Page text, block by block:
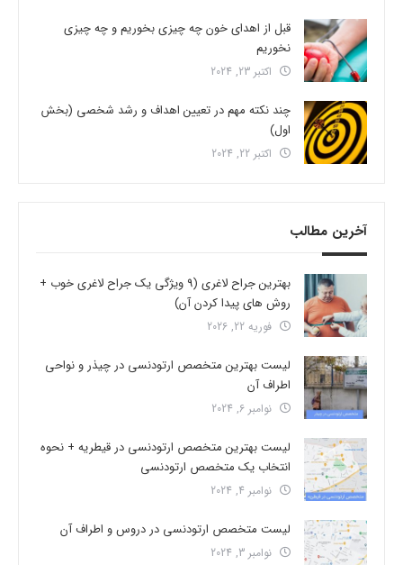
قبل از اهدای خون چه چیزی بخوریم و چه چیزی
نخوریم
اکتبر 23, 2024
چند نکته مهم در تعیین اهداف و رشد شخصی (بخش
اول)
اکتبر 22, 2024
آخرین مطالب
بهترین جراح لاغری (9 ویژگی یک جراح لاغری خوب +
روش های پیدا کردن آن)
فوریه 22, 2026
لیست بهترین متخصص ارتودنسی در چیذر و نواحی
اطراف آن
نوامبر 6, 2024
لیست بهترین متخصص ارتودنسی در قیطریه + نحوه
انتخاب یک متخصص ارتودنسی
نوامبر 4, 2024
لیست متخصص ارتودنسی در دروس و اطراف آن
نوامبر 3, 2024